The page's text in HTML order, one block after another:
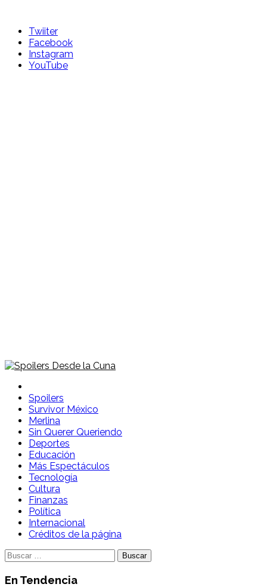
contentTwiiter
Facebook
Instagram
YouTube
Spoilers Desde la Cuna
Sitio con información sobre series, película, reality shows y
telenovelas
Spoilers
Survivor México
Merlina
Sin Querer Queriendo
Deportes
Educación
Más Espectáculos
Tecnología
Cultura
Finanzas
Política
Internacional
Créditos de la página
Buscar:
En Tendencia